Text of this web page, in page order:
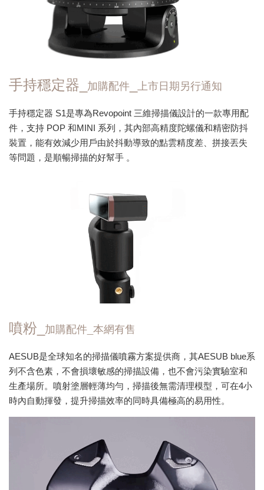
手持穩定器_ 加購配件 上市日期另行通知
手持穩定器 S1是專為Revopoint 三維掃描儀設計的一款專用配
件，支持 POP 和MINI 系列，其內部高精度陀螺儀和精密防抖
裝置，能有效減少用戶由於抖動導致的點雲精度差、拼接丟失
等問題，是順暢掃描的好幫手 。
噴粉_ 加購配件 _本網有售
AESUB是全球知名的掃描儀噴霧方案提供商，其AESUB blue系
列不含色素，不會損壞敏感的掃描設備，也不會污染實驗室和
生產場所。噴射塗層輕薄均勻，掃描後無需清理模型，可在4小
時內自動揮發，提升掃描效率的同時具備極高的易用性。